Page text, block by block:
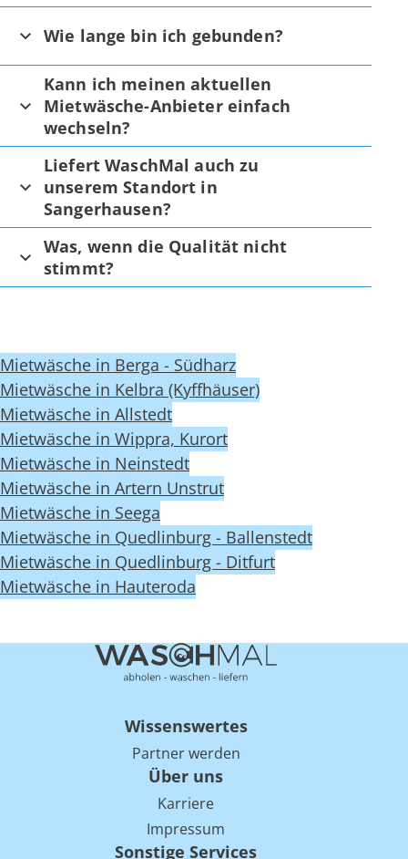
Wie lange bin ich gebunden?
Kann ich meinen aktuellen
Mietwäsche-Anbieter einfach
wechseln?
Liefert WaschMal auch zu
unserem Standort in
Sangerhausen?
Was, wenn die Qualität nicht
stimmt?
Mietwäsche in Berga - Südharz
Mietwäsche in Kelbra (Kyffhäuser)
Mietwäsche in Allstedt
Mietwäsche in Wippra, Kurort
Mietwäsche in Neinstedt
Mietwäsche in Artern Unstrut
Mietwäsche in Seega
Mietwäsche in Quedlinburg - Ballenstedt
Mietwäsche in Quedlinburg - Ditfurt
Mietwäsche in Hauteroda
Wissenswertes
Partner werden
Über uns
Karriere
Impressum
Sonstige Services